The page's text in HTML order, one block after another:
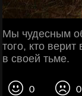
Мы чудесным
того, кто
в своей тьме.
0 0